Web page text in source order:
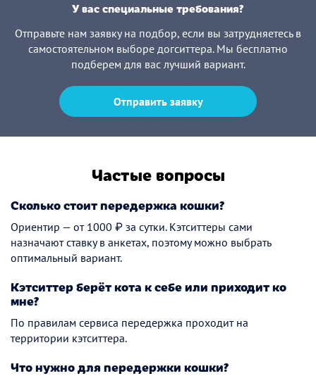
У вас специальные требования?
Отправьте нам заявку на подбор, если вы затрудняетесь в
самостоятельном выборе догситтера. Мы бесплатно
подберем для вас лучший вариант.
Отправить заявку
Частые вопросы
Сколько стоит передержка кошки?
Ориентир — от 1000 ₽ за сутки. Кэтситтеры сами
назначают ставку в анкетах, поэтому можно выбрать
оптимальный вариант.
Кэтситтер берёт кота к себе или приходит ко
мне?
По правилам сервиса передержка проходит на
территории кэтситтера.
Что нужно для передержки кошки?